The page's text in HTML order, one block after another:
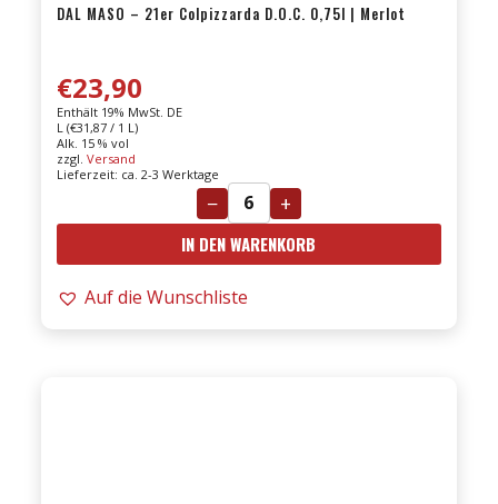
DAL MASO – 21er Colpizzarda D.O.C. 0,75l | Merlot
€23,90
Enthält 19% MwSt. DE
L (€31,87/ 1 L)
Alk. 15 % vol
zzgl. Versand
Lieferzeit: ca. 2-3 Werktage
−
DAL
MASO
Colpizzarda
+
IN DEN WARENKORB
Auf die Wunschliste